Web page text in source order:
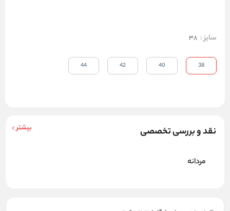
نقد و بررسی تخصصی بیشتر
مردانه
سایز:
38
38
40
42
44